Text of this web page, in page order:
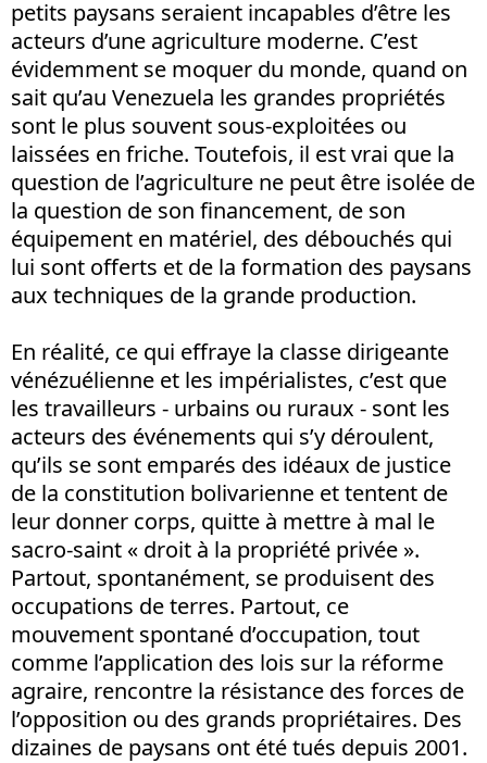
petits paysans seraient incapables d’être les
acteurs d’une agriculture moderne. C’est
évidemment se moquer du monde, quand on
sait qu’au Venezuela les grandes propriétés
sont le plus souvent sous-exploitées ou
laissées en friche. Toutefois, il est vrai que la
question de l’agriculture ne peut être isolée de
la question de son financement, de son
équipement en matériel, des débouchés qui
lui sont offerts et de la formation des paysans
aux techniques de la grande production.
En réalité, ce qui effraye la classe dirigeante
vénézuélienne et les impérialistes, c’est que
les travailleurs - urbains ou ruraux - sont les
acteurs des événements qui s’y déroulent,
qu’ils se sont emparés des idéaux de justice
de la constitution bolivarienne et tentent de
leur donner corps, quitte à mettre à mal le
sacro-saint « droit à la propriété privée ».
Partout, spontanément, se produisent des
occupations de terres. Partout, ce
mouvement spontané d’occupation, tout
comme l’application des lois sur la réforme
agraire, rencontre la résistance des forces de
l’opposition ou des grands propriétaires. Des
dizaines de paysans ont été tués depuis 2001.